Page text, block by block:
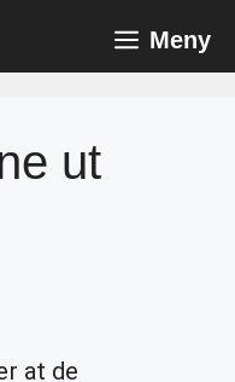
Meny
ut
at de